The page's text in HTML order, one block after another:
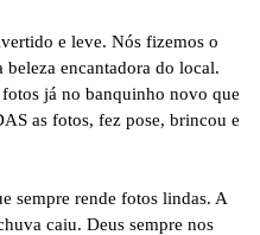
e leve. Nós fizemos o
encantadora do local.
já no banquinho novo que
as fotos, fez pose, brincou e
sempre rende fotos lindas. A
caiu. Deus sempre nos